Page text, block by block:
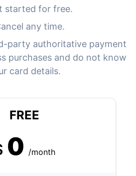
started for free.
any time.
party authoritative payment
purchases and do not know
card details.
FREE
0 /month